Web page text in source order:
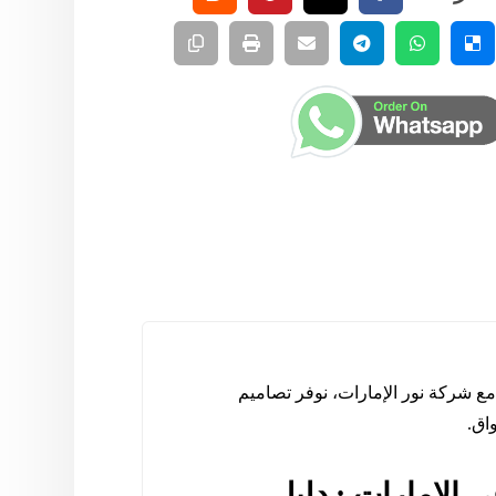
شركة نور الإمارات، نوفر تصاميم